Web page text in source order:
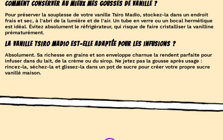
Comment conserver au mieux mes gousses de vanille ?
Pour préserver la souplesse de votre vanille Tsiro Madio, stockez-la dans un endroit
frais et sec, à l’abri de la lumière et de l’air. Un tube en verre ou un bocal hermétique
est idéal. Évitez absolument le réfrigérateur, qui risque de faire cristalliser la vanilline
prématurément.
La vanille Tsiro Madio est-elle adaptée pour les infusions ?
Absolument. Sa richesse en grains et son enveloppe charnue la rendent parfaite pour
infuser dans du lait, de la crème ou du sirop. Ne jetez pas la gousse après usage :
rincez-la, séchez-la et glissez-la dans un pot de sucre pour créer votre propre sucre
vanillé maison.